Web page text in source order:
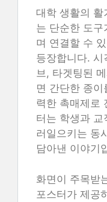
대학 생활의
는 단순한 도
며 연결할 수
등장합니다. 시
브, 타겟팅된
면 간단한 종
력한 촉매제로
터는 학생과
러일으키는 동
담아낸 이야기
화면이 주목받
포스터가 제공